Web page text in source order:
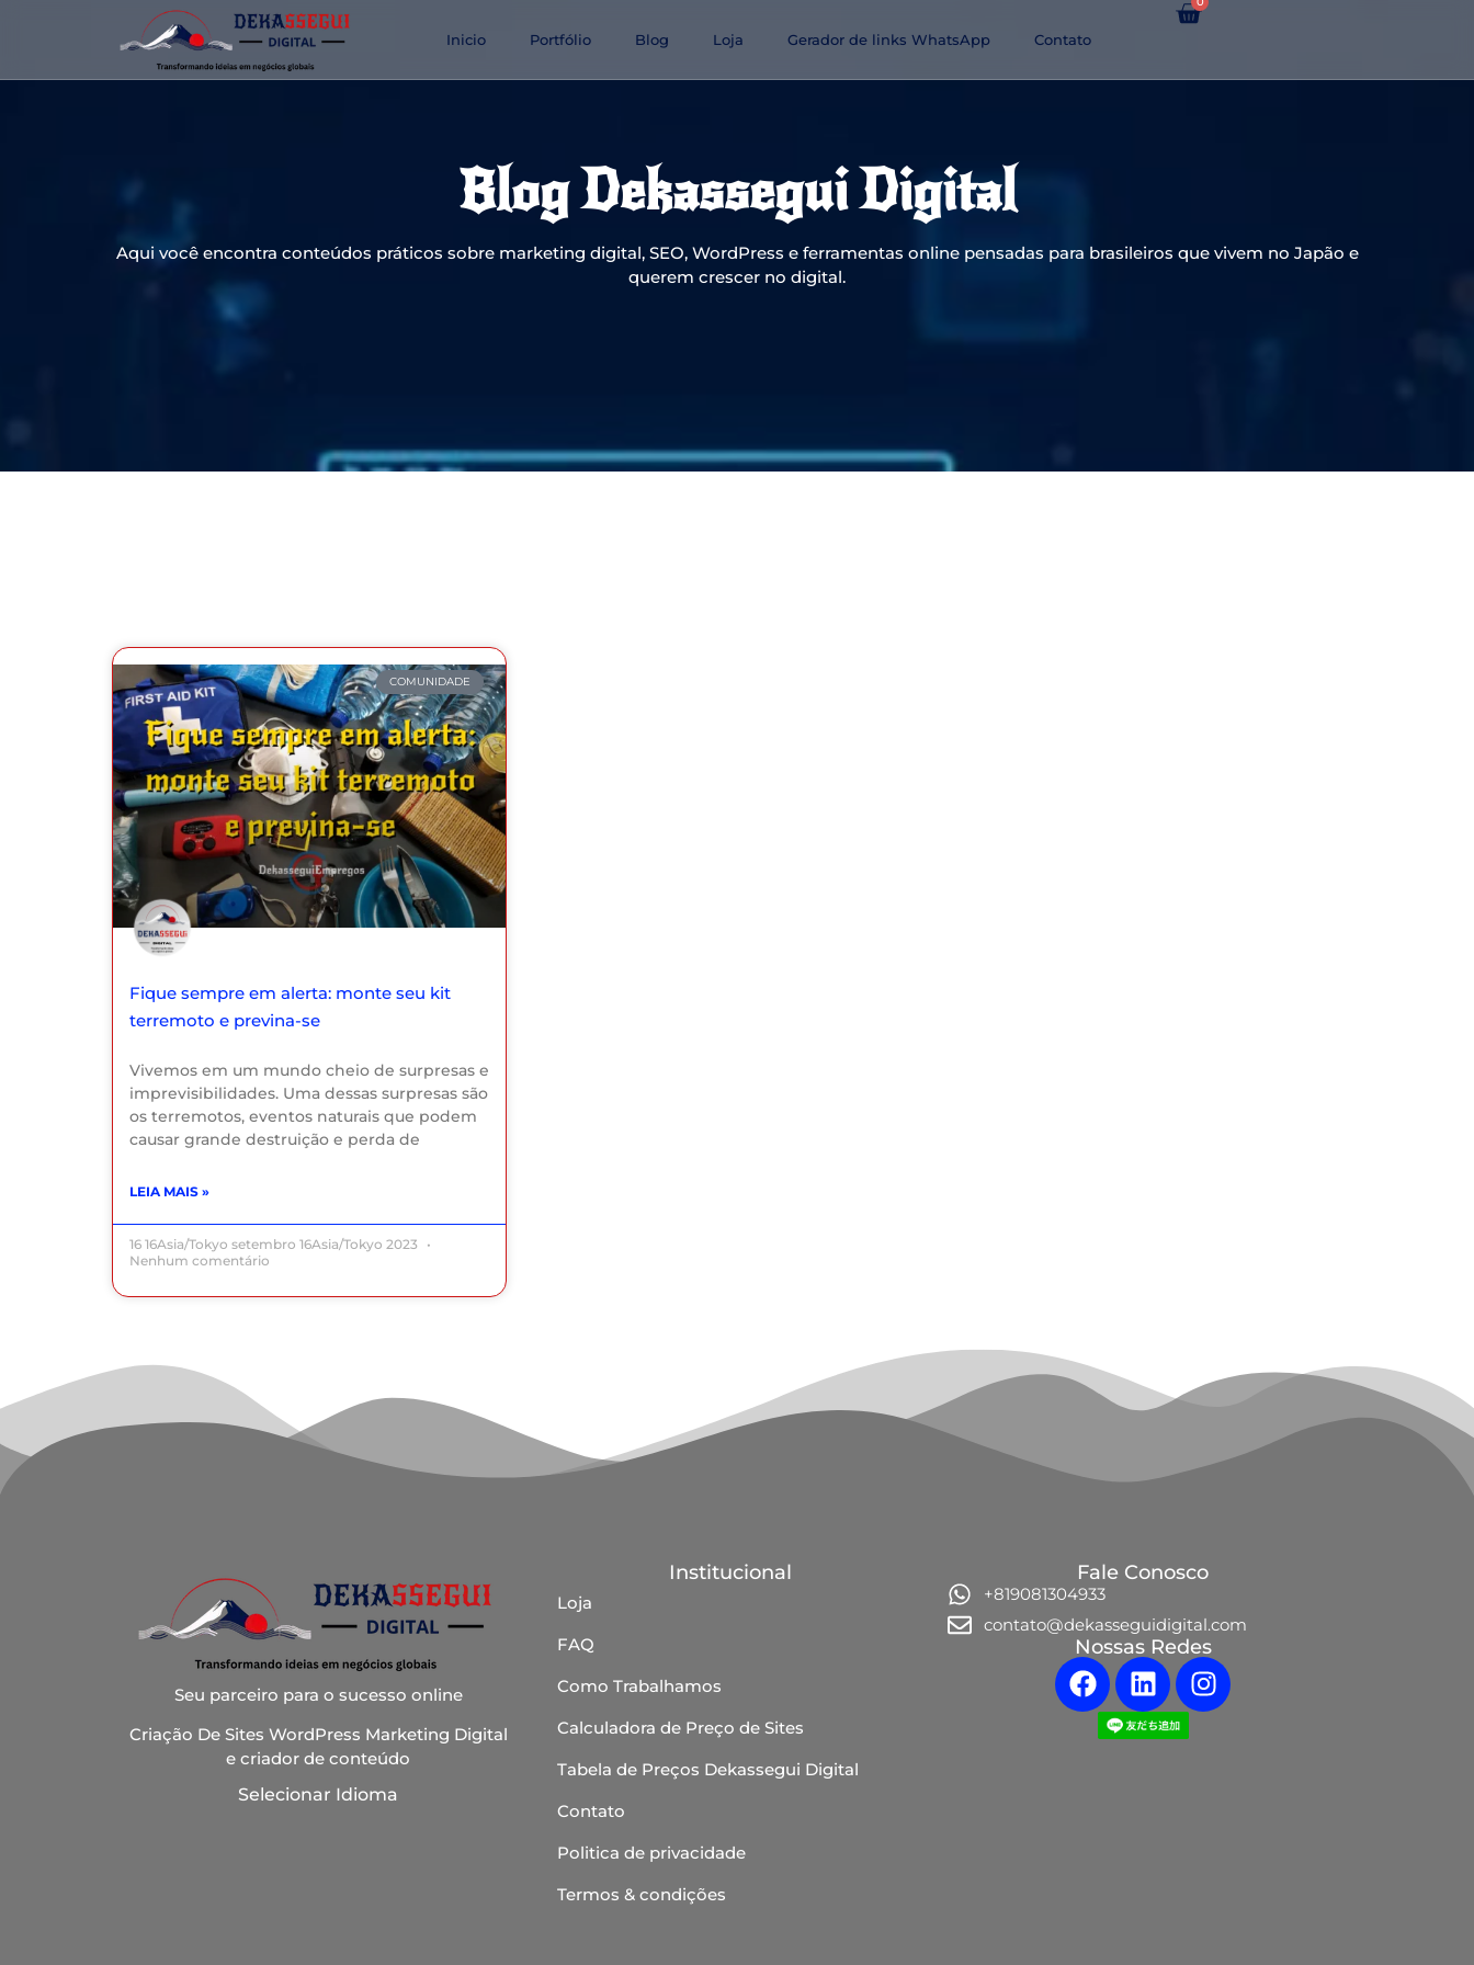
Inicio Portfólio Blog Loja Gerador de links WhatsApp Contato
Blog Dekassegui Digital
Aqui você encontra conteúdos práticos sobre marketing digital, SEO, WordPress e ferramentas online pensadas para brasileiros que vivem no Japão e
querem crescer no digital.
COMUNIDADE
Fique sempre em alerta: monte seu kit
terremoto e previna-se
Vivemos em um mundo cheio de surpresas e
imprevisibilidades. Uma dessas surpresas são
os terremotos, eventos naturais que podem
causar grande destruição e perda de
LEIA MAIS »
16 16Asia/Tokyo setembro 16Asia/Tokyo 2023
Nenhum comentário
Seu parceiro para o sucesso online
Criação De Sites WordPress Marketing Digital
e criador de conteúdo
Selecionar Idioma
Institucional
Loja
FAQ
Como Trabalhamos
Calculadora de Preço de Sites
Tabela de Preços Dekassegui Digital
Contato
Politica de privacidade
Termos & condições
Fale Conosco
+819081304933
contato@dekasseguidigital.com
Nossas Redes